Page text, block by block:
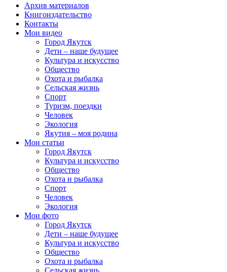
Архив материалов
Книгоиздательство
Контакты
Мои видео
Город Якутск
Дети – наше будущее
Культура и искусство
Общество
Охота и рыбалка
Сельская жизнь
Спорт
Туризм, поездки
Человек
Экология
Якутия – моя родина
Мои статьи
Город Якутск
Культура и искусство
Общество
Охота и рыбалка
Спорт
Человек
Экология
Мои фото
Город Якутск
Дети – наше будущее
Культура и искусство
Общество
Охота и рыбалка
Сельская жизнь